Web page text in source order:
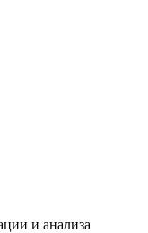
и анализа